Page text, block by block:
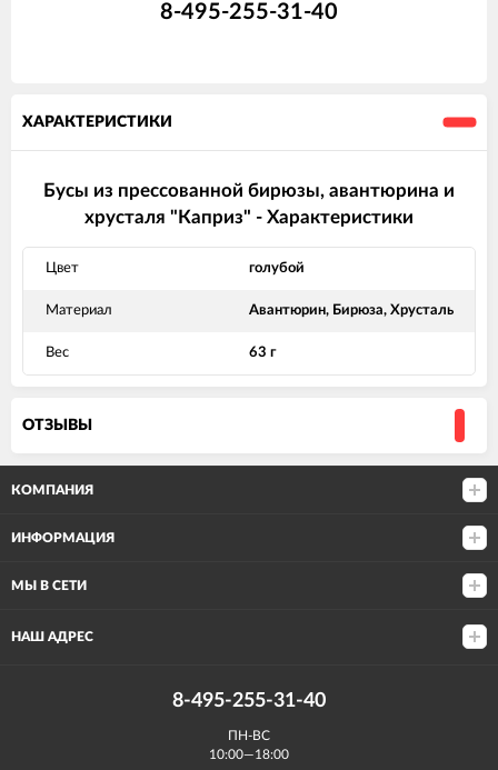
8-495-255-31-40
ХАРАКТЕРИСТИКИ
Бусы из прессованной бирюзы, авантюрина и
хрусталя "Каприз" - Характеристики
Цвет голубой
Материал Авантюрин, Бирюза, Хрусталь
Вес 63 г
ОТЗЫВЫ
КОМПАНИЯ
ИНФОРМАЦИЯ
МЫ В СЕТИ
НАШ АДРЕС
8-495-255-31-40
ПН-ВС
10:00—18:00